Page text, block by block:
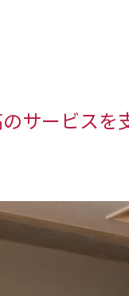
サービスを